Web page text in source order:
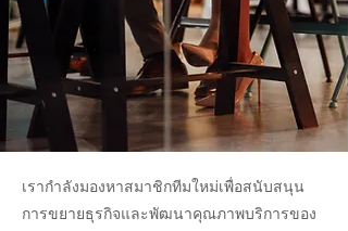
เรากำลังมองหาสมาชิกทีมใหม่เพื่อสนับสนุน
การขยายธุรกิจและพัฒนาคุณภาพบริการของ